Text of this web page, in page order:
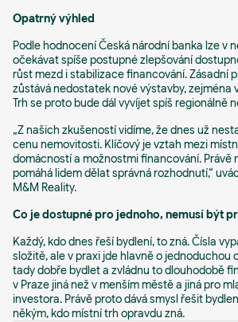
Opatrný výhled
Podle hodnocení Česká národní banka lze v
očekávat spíše postupné zlepšování
růst mezd i stabilizace financování. Zásadní
zůstává nedostatek nové výstavby, zejména
Trh se proto bude dál vyvíjet spíš regionálně
„Z našich zkušeností vidíme, že dnes už
cenu nemovitosti. Klíčový je vztah mezi
domácností a možnostmi financování. Právě
pomáhá lidem dělat správná rozhodnutí,“
M&M Reality.
Co je dostupné pro jednoho, nemusí být
Každý, kdo dnes řeší bydlení, to zná. Čísla
složitě, ale v praxi jde hlavně o jednoduchou
tady dobře bydlet a zvládnu to dlouhodobě
v Praze jiná než v menším městě a jiná pro
investora. Právě proto dává smysl řešit
někým, kdo místní trh opravdu zná.